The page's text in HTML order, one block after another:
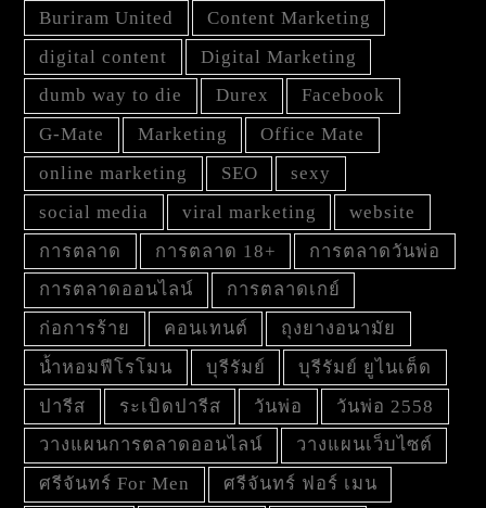
Buriram United
Content Marketing
digital content
Digital Marketing
dumb way to die
Durex
Facebook
G-Mate
Marketing
Office Mate
online marketing
SEO
sexy
social media
viral marketing
website
การตลาด
การตลาด 18+
การตลาดวันพ่อ
การตลาดออนไลน์
การตลาดเกย์
ก่อการร้าย
คอนเทนต์
ถุงยางอนามัย
น้ำหอมฟีโรโมน
บุรีรัมย์
บุรีรัมย์ ยูไนเต็ด
ปารีส
ระเบิดปารีส วันพ่อ
วันพ่อ 2558
วางแผนการตลาดออนไลน์
วางแผนเว็บไซต์
ศรีจันทร์ For Men
ศรีจันทร์ ฟอร์ เมน